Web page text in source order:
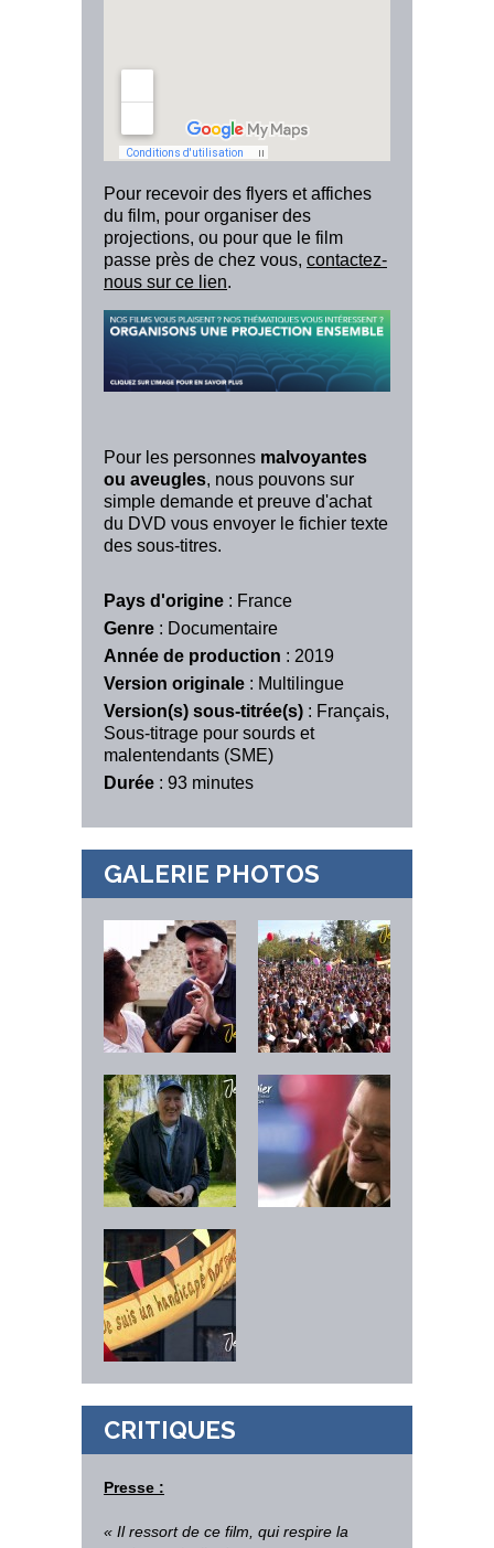
Pour recevoir des flyers et affiches
du film, pour organiser des
projections, ou pour que le film
passe près de chez vous, contactez-
nous sur ce lien.
Pour les personnes malvoyantes
ou aveugles, nous pouvons sur
simple demande et preuve d'achat
du DVD vous envoyer le fichier texte
des sous-titres.
Pays d'origine : France
Genre : Documentaire
Année de production : 2019
Version originale : Multilingue
Version(s) sous-titrée(s) : Français,
Sous-titrage pour sourds et
malentendants (SME)
Durée : 93 minutes
GALERIE PHOTOS
CRITIQUES
Presse :
« Il ressort de ce film, qui respire la